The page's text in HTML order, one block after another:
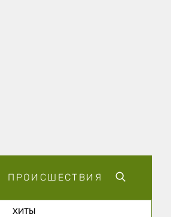
ПРОИСШЕСТВИЯ
ХИТЫ